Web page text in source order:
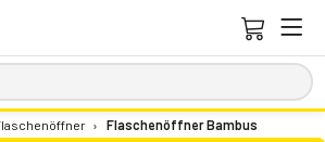
› Flaschenöffner Bambus